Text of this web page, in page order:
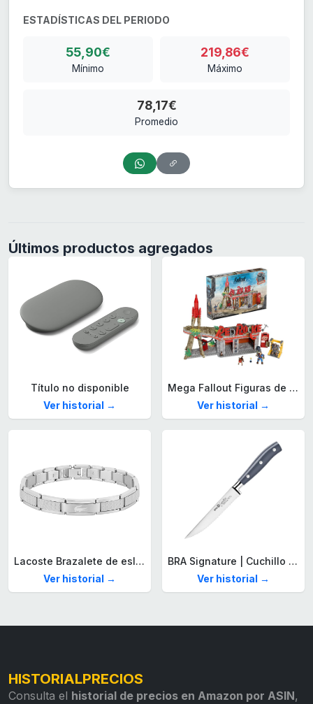
ESTADÍSTICAS DEL PERIODO
55,90€
Mínimo
219,86€
Máximo
78,17€
Promedio
Últimos productos agregados
Título no disponible
Ver historial →
Mega Fallout Figuras de acción y Juguetes de construcción, Parada de Camiones Red Rocket con 824 Piezas, 2 Personajes articulados y Accesorios, para coleccionistas, HXT00
Ver historial →
Lacoste Brazalete de eslabón para Hombre Colección STENCIL de Acero inoxidable
Ver historial →
BRA Signature | Cuchillo tomatero 120 mm, Acero Inoxidable alemán forjado con Molibdeno Vanadio, Mango Remachado ABS, Diseño Ergonómico, Hoja 1,6 mm espesor
Ver historial →
HISTORIALPRECIOS
Consulta el historial de precios en Amazon por ASIN,